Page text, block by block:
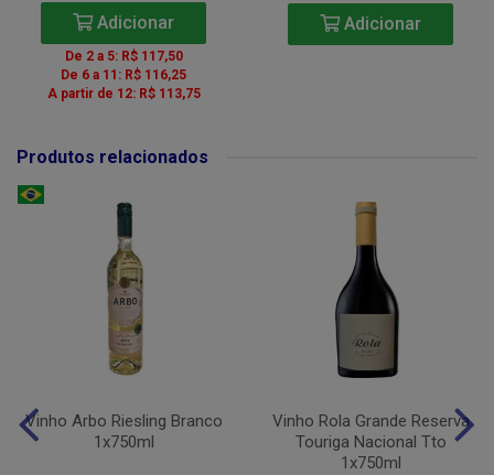
Adicionar
De 2 a 5: R$ 117,50
De 6 a 11: R$ 116,25
A partir de 12: R$ 113,75
Adicionar
Produtos relacionados
Vinho Arbo Riesling Branco
1x750ml
Vinho Rola Grande Reserva
Touriga Nacional Tto
1x750ml